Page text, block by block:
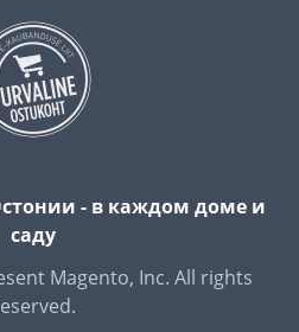
- в каждом доме и
саду
Magento, Inc. All rights